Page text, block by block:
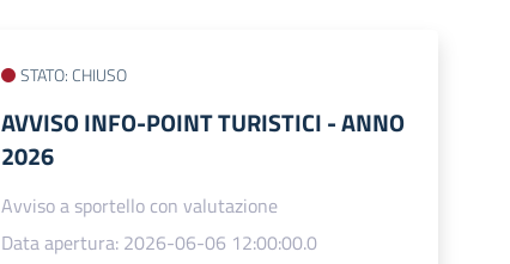
STATO: CHIUSO
AVVISO INFO-POINT TURISTICI - ANNO
2026
Avviso a sportello con valutazione
Data apertura: 2026-06-06 12:00:00.0